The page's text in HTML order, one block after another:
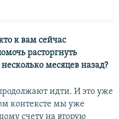
к вам сейчас
расторгнуть
месяцев назад?
идти. И это уже
контексте мы уже
счету на вторую